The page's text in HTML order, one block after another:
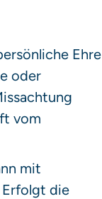
Ehre
oder
vom
mit
die